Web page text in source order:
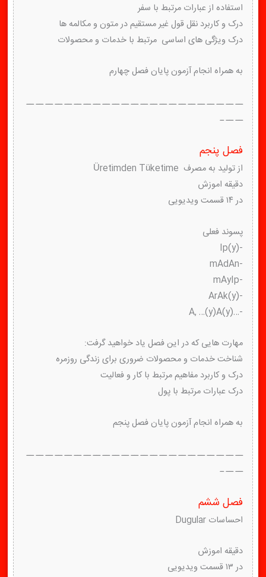
استفاده از عبارات مرتبط با سفر
درک و کاربرد نقل قول غیر مستقیم در متون و مکالمه ها
درک ویژگی های اساسی مرتبط با خدمات و محصولات
به همراه انجام آزمون پایان فصل چهارم
ــ ــ ــ ــ ــ ــ ــ ــ ــ ــ ــ ــ ــ ــ ــ ــ ــ ــ ــ ــ ــ ــ ــ
ــ ــ ـ
فصل پنجم
از تولید به مصرف Üretimden Tüketime
دقیقه اموزش
در ۱۴ قسمت ویدیویی
پسوند فعلی
-(y)Ip
-mAdAn
-mAyIp
-(y)ArAk
-…(y)A, …(y)A
مهارت هایی که در این فصل یاد خواهید گرفت:
شناخت خدمات و محصولات ضروری برای زندگی روزمره
درک و کاربرد مفاهیم مرتبط با کار و فعالیت
درک عبارات مرتبط با پول
به همراه انجام آزمون پایان فصل پنجم
ــ ــ ــ ــ ــ ــ ــ ــ ــ ــ ــ ــ ــ ــ ــ ــ ــ ــ ــ ــ ــ ــ ــ
ــ ــ ـ
فصل ششم
احساسات Dugular
دقیقه اموزش
در ۱۳ قسمت ویدیویی